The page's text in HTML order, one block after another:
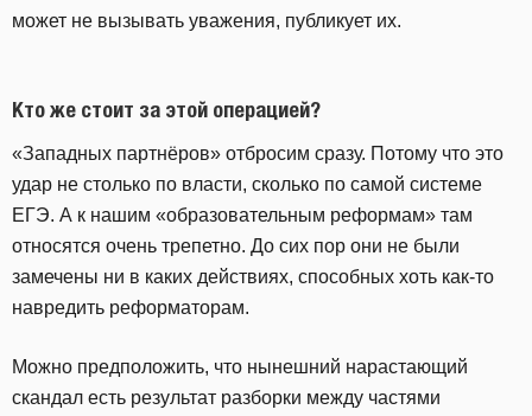
может не вызывать уважения, публикует их.
Кто же стоит за этой операцией?
«Западных партнёров» отбросим сразу. Потому что это
удар не столько по власти, сколько по самой системе
ЕГЭ. А к нашим «образовательным реформам» там
относятся очень трепетно. До сих пор они не были
замечены ни в каких действиях, способных хоть как-то
навредить реформаторам.
Можно предположить, что нынешний нарастающий
скандал есть результат разборки между частями